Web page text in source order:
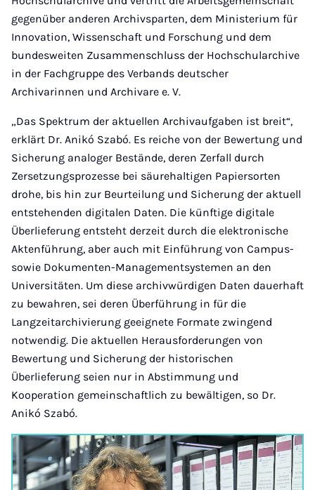
gegenüber anderen Archivsparten, dem Ministerium für
Innovation, Wissenschaft und Forschung und dem
bundesweiten Zusammenschluss der Hochschularchive
in der Fachgruppe des Verbands deutscher
Archivarinnen und Archivare e. V.
„Das Spektrum der aktuellen Archivaufgaben ist breit“,
erklärt Dr. Anikó Szabó. Es reiche von der Bewertung und
Sicherung analoger Bestände, deren Zerfall durch
Zersetzungsprozesse bei säurehaltigen Papiersorten
drohe, bis hin zur Beurteilung und Sicherung der aktuell
entstehenden digitalen Daten. Die künftige digitale
Überlieferung entsteht derzeit durch die elektronische
Aktenführung, aber auch mit Einführung von Campus-
sowie Dokumenten-Managementsystemen an den
Universitäten. Um diese archivwürdigen Daten dauerhaft
zu bewahren, sei deren Überführung in für die
Langzeitarchivierung geeignete Formate zwingend
notwendig. Die aktuellen Herausforderungen von
Bewertung und Sicherung der historischen
Überlieferung seien nur in Abstimmung und
Kooperation gemeinschaftlich zu bewältigen, so Dr.
Anikó Szabó.